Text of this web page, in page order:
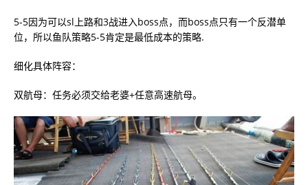
5-5因为可以sl上路和3战进入boss点，而boss点只有一个反潜单
位，所以鱼队策略5-5肯定是最低成本的策略.
细化具体阵容：
双航母：任务必须交给老婆+任意高速航母。